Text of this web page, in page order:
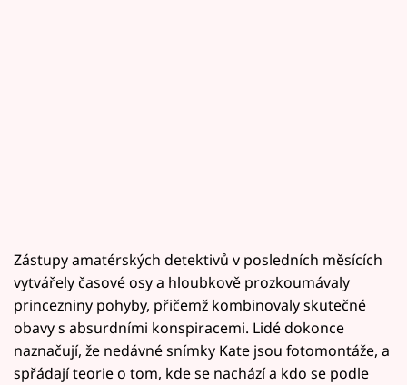
Zástupy amatérských detektivů v posledních měsících
vytvářely časové osy a hloubkově prozkoumávaly
princezniny pohyby, přičemž kombinovaly skutečné
obavy s absurdními konspiracemi. Lidé dokonce
naznačují, že nedávné snímky Kate jsou fotomontáže, a
spřádají teorie o tom, kde se nachází a kdo se podle